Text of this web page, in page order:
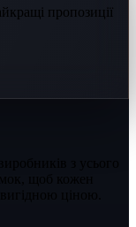
пропозиції